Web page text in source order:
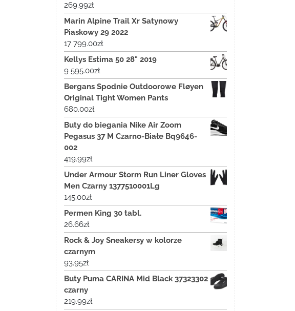
269.99zł
Marin Alpine Trail Xr Satynowy
Piaskowy 29 2022
17 799.00zł
Kellys Estima 50 28" 2019
9 595.00zł
Bergans Spodnie Outdoorowe Fløyen
Original Tight Women Pants
680.00zł
Buty do biegania Nike Air Zoom
Pegasus 37 M Czarno-Białe Bq9646-
002
419.99zł
Under Armour Storm Run Liner Gloves
Men Czarny 1377510001Lg
145.00zł
Permen King 30 tabl.
26.66zł
Rock & Joy Sneakersy w kolorze
czarnym
93.95zł
Buty Puma CARINA Mid Black 37323302
czarny
219.99zł